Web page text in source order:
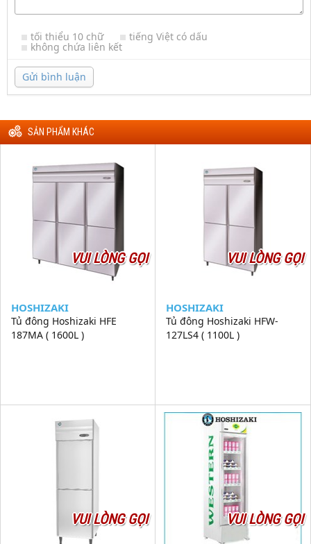
tối thiểu 10 chữ tiếng Việt có dấu
không chứa liên kết
Gửi bình luận
SẢN PHẨM KHÁC
VUI LÒNG GỌI
HOSHIZAKI
Tủ đông Hoshizaki HFE
187MA ( 1600L )
VUI LÒNG GỌI
HOSHIZAKI
Tủ đông Hoshizaki HFW-
127LS4 ( 1100L )
VUI LÒNG GỌI VUI LÒNG GỌI